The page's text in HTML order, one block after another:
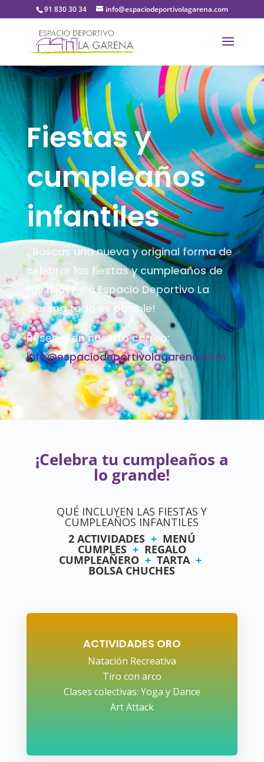
91 830 30 34 info@espaciodeportivolagarena.com
Fiestas y
cumpleaños
infantiles
¿Buscas una nueva y original forma de
celebrar las fiestas y cumpleaños de
tus hijos? ¡En Espacio Deportivo La
Garena todo es posible!
Reserva en nuestro correo:
info@espaciodeportivolagarena.com
¡Celebra tu cumpleaños a
lo grande!
QUÉ INCLUYEN LAS FIESTAS Y
CUMPLEAÑOS INFANTILES
2 ACTIVIDADES +MENÚ
CUMPLES +REGALO
CUMPLEAÑERO+ TARTA+
BOLSA CHUCHES
ACTIVIDADES ORO
Natación Recreativa
Tiro con arco
Clases colectivas: Yoga y Dance
Art Attack